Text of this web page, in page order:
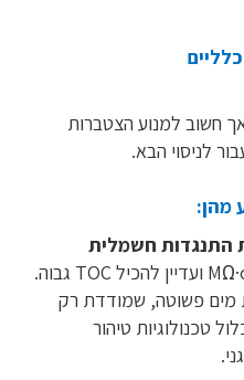
חשוב למנוע הצטברות
לניסוי הבא.
מהן:
התנגדות חשמלית
פשוטה, שמודדת רק
טכנולוגיות טיהור